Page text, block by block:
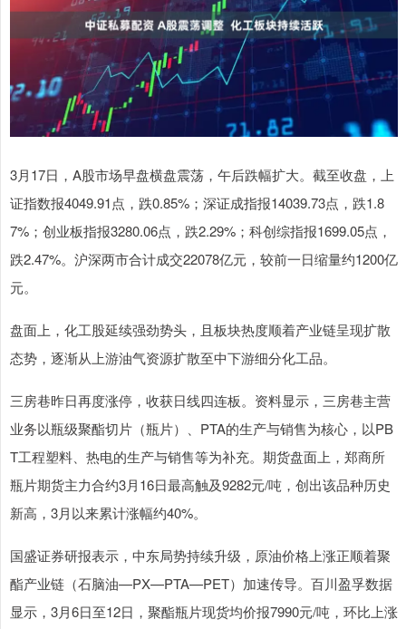
3月17日，A股市场早盘横盘震荡，午后跌幅扩大。截至收盘，上
证指数报4049.91点，跌0.85%；深证成指报14039.73点，跌1.8
7%；创业板指报3280.06点，跌2.29%；科创综指报1699.05点，
跌2.47%。沪深两市合计成交22078亿元，较前一日缩量约1200亿
元。
盘面上，化工股延续强劲势头，且板块热度顺着产业链呈现扩散
态势，逐渐从上游油气资源扩散至中下游细分化工品。
三房巷昨日再度涨停，收获日线四连板。资料显示，三房巷主营
业务以瓶级聚酯切片（瓶片）、PTA的生产与销售为核心，以PB
T工程塑料、热电的生产与销售等为补充。期货盘面上，郑商所
瓶片期货主力合约3月16日最高触及9282元/吨，创出该品种历史
新高，3月以来累计涨幅约40%。
国盛证券研报表示，中东局势持续升级，原油价格上涨正顺着聚
酯产业链（石脑油—PX—PTA—PET）加速传导。百川盈孚数据
显示，3月6日至12日，聚酯瓶片现货均价报7990元/吨，环比上涨